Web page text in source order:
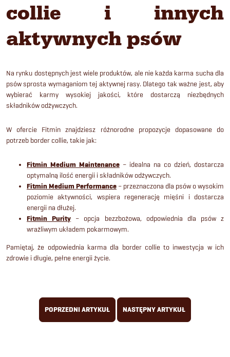
collie i innych
aktywnych psów
Na rynku dostępnych jest wiele produktów, ale nie każda karma sucha dla
psów sprosta wymaganiom tej aktywnej rasy. Dlatego tak ważne jest, aby
wybierać karmy wysokiej jakości, które dostarczą niezbędnych
składników odżywczych.
W ofercie Fitmin znajdziesz różnorodne propozycje dopasowane do
potrzeb border collie, takie jak:
Fitmin Medium Maintenance – idealna na co dzień, dostarcza
optymalną ilość energii i składników odżywczych.
Fitmin Medium Performance – przeznaczona dla psów o wysokim
poziomie aktywności, wspiera regenerację mięśni i dostarcza
energii na dłużej.
Fitmin Purity – opcja bezzbożowa, odpowiednia dla psów z
wrażliwym układem pokarmowym.
Pamiętaj, że odpowiednia karma dla border collie to inwestycja w ich
zdrowie i długie, pełne energii życie.
POPRZEDNI ARTYKUŁ NASTĘPNY ARTYKUŁ